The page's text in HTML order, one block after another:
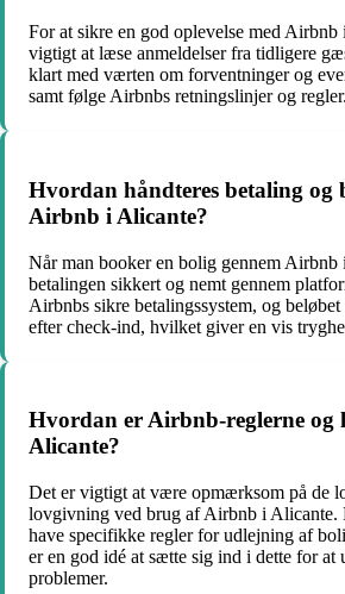
For at sikre en god oplevelse med Airbnb
vigtigt at læse anmeldelser fra tidligere
klart med værten om forventninger og
samt følge Airbnbs retningslinjer og regler.
Hvordan håndteres betaling og
Airbnb i Alicante?
Når man booker en bolig gennem Airbnb
betalingen sikkert og nemt gennem
Airbnbs sikre betalingssystem, og
efter check-ind, hvilket giver en vis
Hvordan er Airbnb-reglerne og
Alicante?
Det er vigtigt at være opmærksom på de
lovgivning ved brug af Airbnb i Alicante.
have specifikke regler for udlejning af
er en god idé at sætte sig ind i dette for at
problemer.